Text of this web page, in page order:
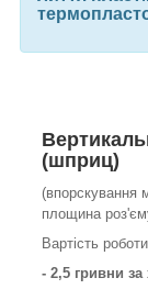
(шприц)
(впорскування
площина
Вартість
- 2,5 гривни